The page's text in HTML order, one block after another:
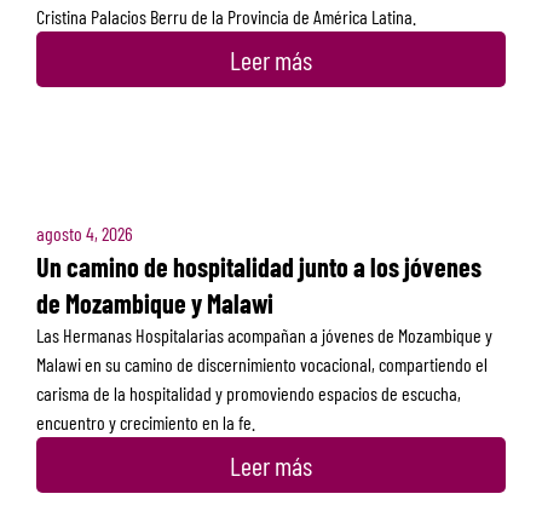
Cristina Palacios Berru de la Provincia de América Latina.
Leer más
agosto 4, 2026
Un camino de hospitalidad junto a los jóvenes
de Mozambique y Malawi
Las Hermanas Hospitalarias acompañan a jóvenes de Mozambique y
Malawi en su camino de discernimiento vocacional, compartiendo el
carisma de la hospitalidad y promoviendo espacios de escucha,
encuentro y crecimiento en la fe.
Leer más